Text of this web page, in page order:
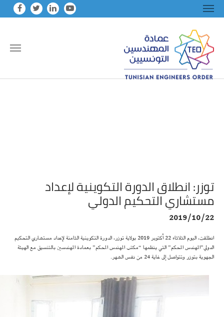
توزر: انطلاق الدورة التكوينية لإعداد
مستشاري التحكيم الدولي
2019/10/22
انطلقت، اليوم الثلاثاء 22 أكتوبر 2019 بولاية توزر، الدورة التكوينية الثامنة لإعداد مستشاري التحكيم
الدولي”المهندس المحكم” التي ينظمها “مكتب المهندس المحكم” بعمادة المهندسين بالتنسيق مع الهيئة
الجهوية بتوزر وتتواصل إلى غاية 24 من نفس الشهر.